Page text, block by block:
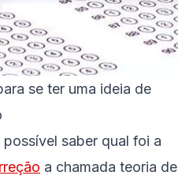
se ter uma ideia de
saber qual foi a
a chamada teoria de